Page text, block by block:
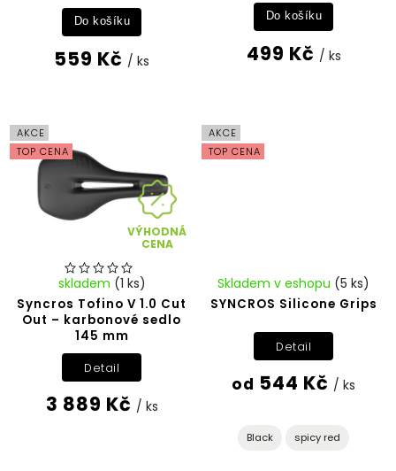
559 Kč / ks
Do košíku
499 Kč / ks
Do košíku
AKCE
TOP CENA
VÝHODNÁ
CENA
Syncros Tofino V 1.0 Cut
Out – karbonové sedlo
145 mm
skladem (1 ks)
3 889 Kč / ks
Detail
AKCE
TOP CENA
SYNCROS Silicone Grips
Skladem v eshopu (5 ks)
od 544 Kč / ks
Detail
Black spicy red